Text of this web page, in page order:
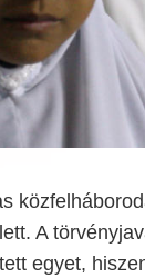
A
egyet,